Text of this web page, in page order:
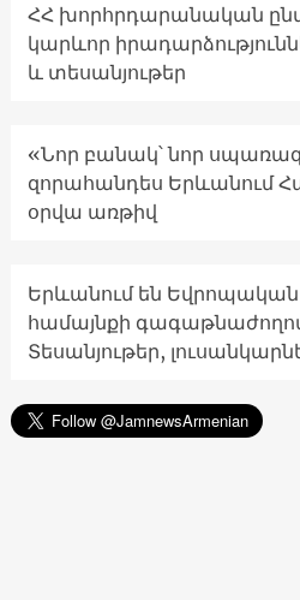
ՀՀ խորհրդարանական
կարևոր
և տեսանյութեր
«Նոր բանակ՝ նոր
զորահանդես Երևանում
օրվա առթիվ
Երևանում են
համայնքի
Տեսանյութեր,